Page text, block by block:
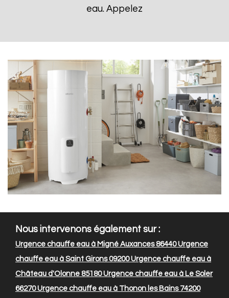
eau. Appelez
Nous intervenons également sur :
Urgence chauffe eau à Migné Auxances 86440Urgence
chauffe eau à Saint Girons 09200Urgence chauffe eau à
Château d'Olonne 85180Urgence chauffe eau à Le Soler
66270Urgence chauffe eau à Thonon les Bains 74200